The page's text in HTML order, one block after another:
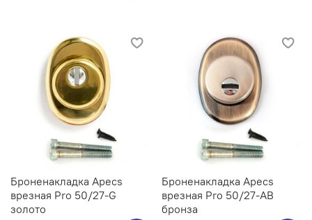
Броненакладка Apecs
врезная Pro 50/27-G
золото
Броненакладка Apecs
врезная Pro 50/27-AB
бронза